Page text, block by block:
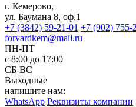
г. Кемерово,
ул. Баумана 8, оф.1
+7 (3842) 59-21-01 +7 (902) 755-
forvardkem@mail.ru
ПН-ПТ
с 8:00 до 17:00
СБ-ВС
Выходные
напишите нам:
WhatsApp Реквизиты компании